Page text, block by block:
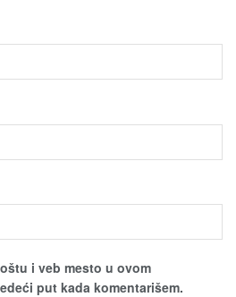
i veb mesto u ovom
put kada komentarišem.